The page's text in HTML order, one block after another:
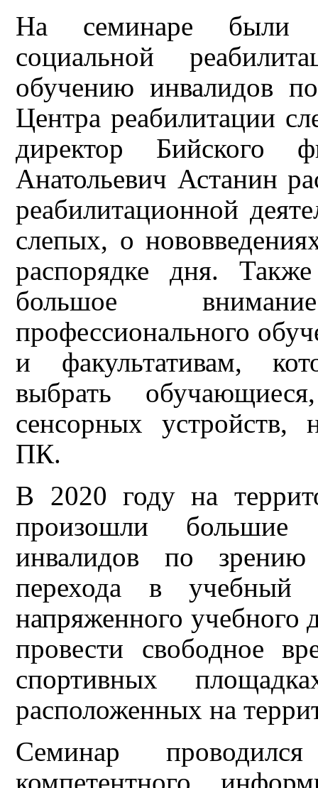
На семинаре были
социальной
обучению инвалидов
Центра реабилитации
директор
Анатольевич Астанин
реабилитационной
слепых, о
распорядке дня.
большое
профессионального
и факультативам,
выбрать
сенсорных устройств,
ПК.
В 2020 году на
произошли большие
инвалидов по
перехода в учебный
напряженного
провести свободное
спортивных
расположенных на
Семинар
компетентного